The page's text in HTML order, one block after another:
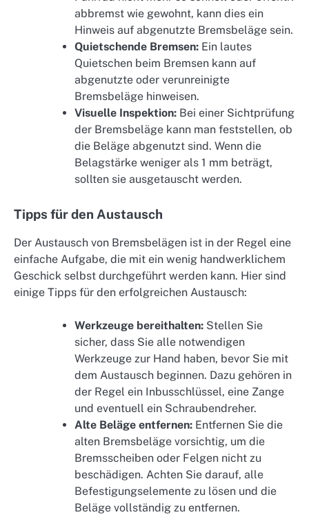
abbremst wie gewohnt, kann dies ein
Hinweis auf abgenutzte Bremsbeläge sein.
Quietschende Bremsen: Ein lautes
Quietschen beim Bremsen kann auf
abgenutzte oder verunreinigte
Bremsbeläge hinweisen.
Visuelle Inspektion: Bei einer Sichtprüfung
der Bremsbeläge kann man feststellen, ob
die Beläge abgenutzt sind. Wenn die
Belagstärke weniger als 1 mm beträgt,
sollten sie ausgetauscht werden.
Tipps für den Austausch
Der Austausch von Bremsbelägen ist in der Regel eine
einfache Aufgabe, die mit ein wenig handwerklichem
Geschick selbst durchgeführt werden kann. Hier sind
einige Tipps für den erfolgreichen Austausch:
Werkzeuge bereithalten: Stellen Sie
sicher, dass Sie alle notwendigen
Werkzeuge zur Hand haben, bevor Sie mit
dem Austausch beginnen. Dazu gehören in
der Regel ein Inbusschlüssel, eine Zange
und eventuell ein Schraubendreher.
Alte Beläge entfernen: Entfernen Sie die
alten Bremsbeläge vorsichtig, um die
Bremsscheiben oder Felgen nicht zu
beschädigen. Achten Sie darauf, alle
Befestigungselemente zu lösen und die
Beläge vollständig zu entfernen.